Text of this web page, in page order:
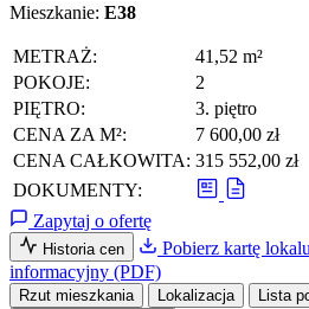
Mieszkanie: E38
METRAŻ:
41,52 m²
POKOJE:
2
PIĘTRO:
3. piętro
CENA ZA M²:
7 600,00 zł
CENA CAŁKOWITA: 315 552,00 zł
DOKUMENTY:
Zapytaj o ofertę
Historia cen Pobierz kartę
informacyjny (PDF)
Rzut mieszkania Lokalizacja
Lista